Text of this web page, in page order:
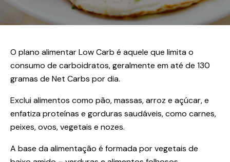
O plano alimentar Low Carb é aquele que limita o
consumo de carboidratos, geralmente em até de 130
gramas de Net Carbs por dia.
Exclui alimentos como pão, massas, arroz e açúcar, e
enfatiza proteínas e gorduras saudáveis, como carnes,
peixes, ovos, vegetais e nozes.
A base da alimentação é formada por vegetais de